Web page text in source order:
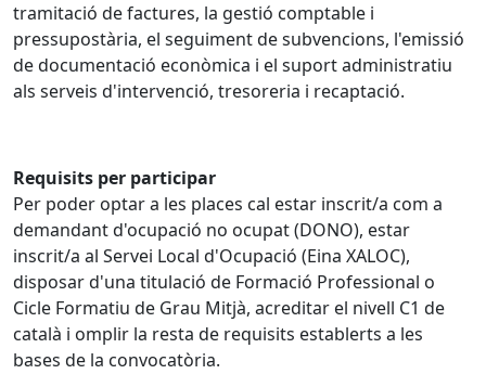
tramitació de factures, la gestió comptable i
pressupostària, el seguiment de subvencions, l'emissió
de documentació econòmica i el suport administratiu
als serveis d'intervenció, tresoreria i recaptació.
Requisits per participar
Per poder optar a les places cal estar inscrit/a com a
demandant d'ocupació no ocupat (DONO), estar
inscrit/a al Servei Local d'Ocupació (Eina XALOC),
disposar d'una titulació de Formació Professional o
Cicle Formatiu de Grau Mitjà, acreditar el nivell C1 de
català i omplir la resta de requisits establerts a les
bases de la convocatòria.